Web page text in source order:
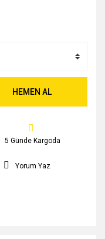
HEMEN AL
5 Günde Kargoda
Yorum Yaz